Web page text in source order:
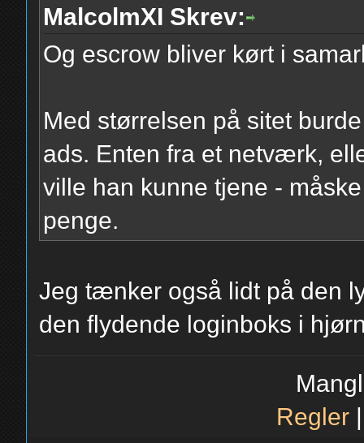
MalcolmXI Skrev:
Og escrow bliver kørt i
Med størrelsen på sitet
ads. Enten fra et netværk,
ville han kunne tjene -
penge.
Jeg tænker også lidt på den
den flydende loginboks i
Regler